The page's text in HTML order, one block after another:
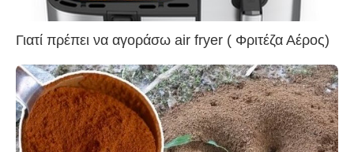
Γιατί πρέπει να αγοράσω air fryer ( Φριτέζα Αέρος)